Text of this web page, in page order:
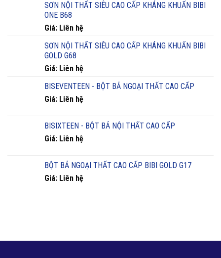
SƠN NỘI THẤT SIÊU CAO CẤP KHÁNG KHUẨN BIBI
ONE B68
Giá: Liên hệ
SƠN NỘI THẤT SIÊU CAO CẤP KHÁNG KHUẨN BIBI
GOLD G68
Giá: Liên hệ
BISEVENTEEN - BỘT BẢ NGOẠI THẤT CAO CẤP
Giá: Liên hệ
BISIXTEEN - BỘT BẢ NỘI THẤT CAO CẤP
Giá: Liên hệ
BỘT BẢ NGOẠI THẤT CAO CẤP BIBI GOLD G17
Giá: Liên hệ